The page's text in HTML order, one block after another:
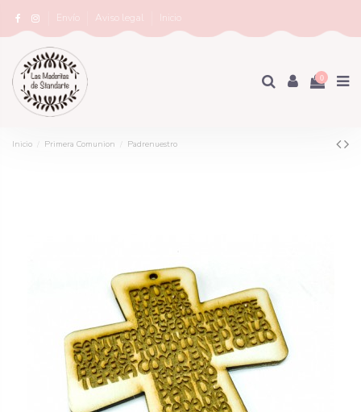
Envío Aviso legal Inicio
0
Inicio Primera Comunion Padrenuestro